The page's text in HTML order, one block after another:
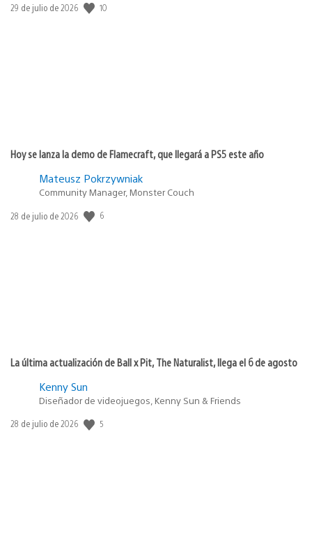
Fecha
29 de julio de 2026 10
Hoy se lanza la demo de Flamecraft, que llegará a PS5 este año
Mateusz Pokrzywniak
Community Manager, Monster Couch
Fecha
28 de julio de 2026 6
La última actualización de Ball x Pit, The Naturalist, llega el 6 de agosto
Kenny Sun
Diseñador de videojuegos, Kenny Sun & Friends
Fecha
28 de julio de 2026 5